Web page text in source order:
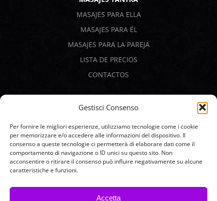
Gestisci Consenso
Per fornire le migliori esperienze, utilizziamo tecnologie come i cookie
per memorizzare e/o accedere alle informazioni del dispositivo. Il
consenso a queste tecnologie ci permetterà di elaborare dati come il
comportamento di navigazione o ID unici su questo sito. Non
acconsentire o ritirare il consenso può influire negativamente su alcune
caratteristiche e funzioni.
Accetta
MASAJES PARA ELLA
MASAJES PARA ÉL
MASAJES PARA LA PAREJA
LISTA DE PRECIOS
CONTACTOS